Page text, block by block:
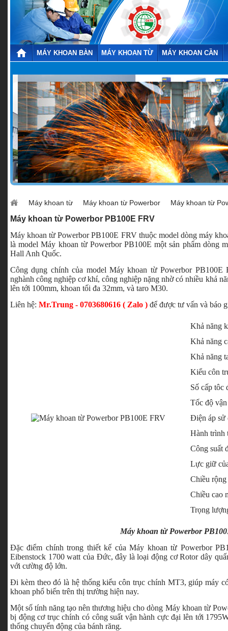
MÁY KHOAN BÀN MÁY KHOAN TỪ MÁY KHOAN CẦN
Máy khoan từ Máy khoan từ Powerbor Máy khoan từ
Máy khoan từ Powerbor PB100E FRV
Máy khoan từ Powerbor PB100E FRV thuộc model dòng máy
là model Máy khoan từ Powerbor PB100E một sản phẩm dòng
Hall Anh Quốc.
Công dụng chính của model Máy khoan từ Powerbor
nghành công nghiệp cơ khí, công nghiệp nặng nhờ có nhiều khả
lên tới 100mm, khoan tối đa 32mm, và taro M30.
Liên hệ: Mr.Trung - 0703680616 ( Zalo ) để được tư vấn và báo
Khả năng
Khả năng
Khả năng
Kiểu côn
Số cấp tôc
Tốc độ
Điện áp sử
Hành trình
Công suất
Lực giữ
Chiều rộng
Chiều cao
Trọng
Máy khoan từ Powerbor
Đặc điểm chính trong thiết kế của Máy khoan từ Powerbor
Eibenstock 1700 watt của Đức, đây là loại động cơ Rotor dây
với cường độ lớn.
Đi kèm theo đó là hệ thống kiểu côn trục chính MT3, giúp máy
khoan phổ biến trên thị trường hiện nay.
Một số tính năng tạo nên thương hiệu cho dòng Máy khoan từ
bị động cơ trục chính có công suất vận hành cực đại lên tới
thống chuyển động của bánh răng.